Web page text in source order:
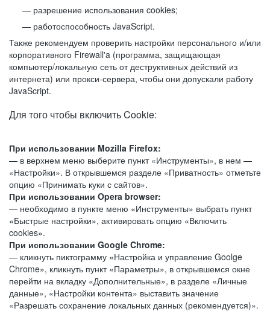
разрешение использования cookies;
работоспособность JavaScript.
Также рекомендуем проверить настройки персонального и/или
корпоративного Firewall'a (программа, защищающая
компьютер/локальную сеть от деструктивных действий из
интернета) или прокси-сервера, чтобы они допускали работу
JavaScript.
Для того чтобы включить Cookie:
При использовании Mozilla Firefox:
— в верхнем меню выберите пункт «Инструменты», в нем —
«Настройки». В открывшемся разделе «Приватность» отметьте
опцию «Принимать куки с сайтов».
При использовании Opera browser:
— необходимо в пункте меню «Инструменты» выбрать пункт
«Быстрые настройки», активировать опцию «Включить
cookies».
При использовании Google Chrome:
— кликнуть пиктограмму «Настройка и управление Goolge
Chrome», кликнуть пункт «Параметры», в открывшемся окне
перейти на вкладку «Дополнительные», в разделе «Личные
данные», «Настройки контента» выставить значение
«Разрешать сохранение локальных данных (рекомендуется)».